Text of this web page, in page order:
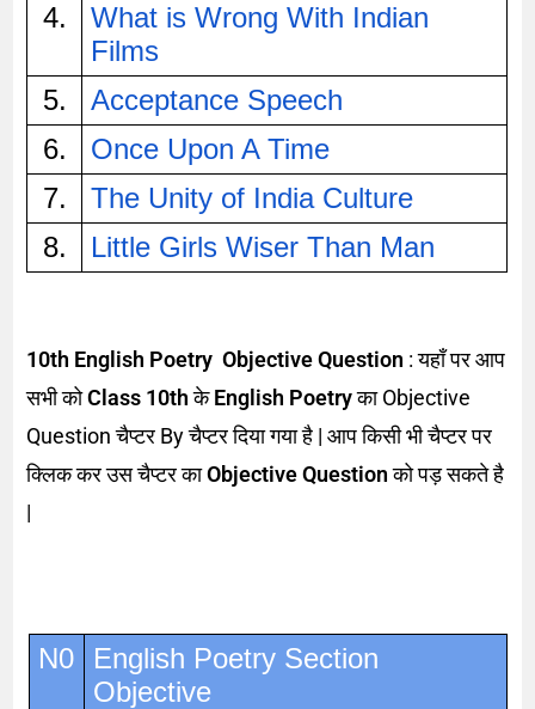
4.
What is Wrong With Indian
Films
5.
Acceptance Speech
6.
Once Upon A Time
7.
The Unity of India Culture
8.
Little Girls Wiser Than Man
10th English Poetry Objective Question : यहाँ पर आप
सभी कोClass 10thकेEnglish Poetryका Objective
Question चैप्टर By चैप्टर दिया गया है | आप किसी भी चैप्टर पर
क्लिक कर उस चैप्टर काObjective Questionको पड़ सकते है
|
N0
English Poetry Section
Objective